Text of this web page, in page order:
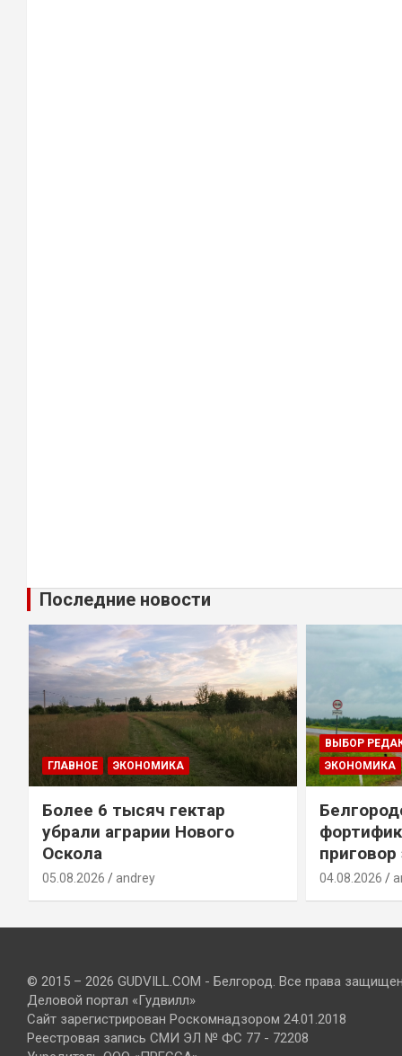
Последние новости
ГЛАВНОЕ ЭКОНОМИКА
Более 6 тысяч гектар
убрали аграрии Нового
Оскола
05.08.2026 andrey
ВЫБОР
ЭКОНОМИКА
04.08.2026
© 2015 – 2026 GUDVILL.COM - Белгород. Все права
Деловой портал «Гудвилл»
Сайт зарегистрирован Роскомнадзором 24.01.2018
Реестровая запись СМИ ЭЛ № ФС 77 - 72208